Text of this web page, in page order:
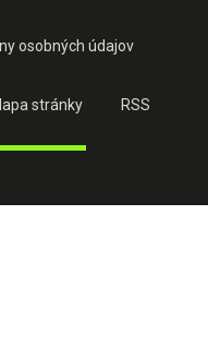
osobných údajov
stránky RSS